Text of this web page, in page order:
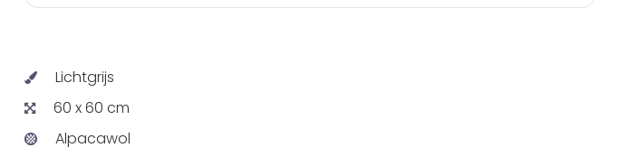
Lichtgrijs
60 x 60 cm
Alpacawol